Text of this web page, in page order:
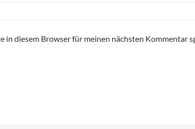
in diesem Browser für meinen nächsten Kommentar